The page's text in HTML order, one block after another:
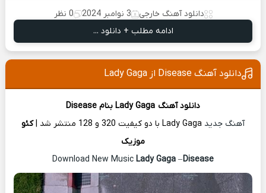
دانلود آهنگ خارجی 3 نوامبر 2024
0 نظر
ادامه مطلب + دانلود ...
دانلود آهنگ Disease از Lady Gaga
دانلود آهنگ Lady Gaga بنام Disease
آهنگ جدید Lady Gaga با دو کیفیت 320 و 128 منتشر شد |
کئو
موزیک
Download New Music
Lady Gaga–Disease